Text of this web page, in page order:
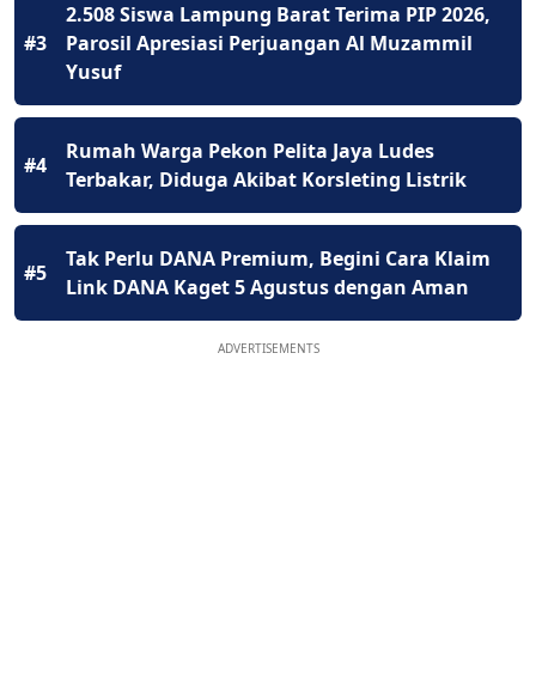
#3
2.508 Siswa Lampung Barat Terima PIP 2026,
Parosil Apresiasi Perjuangan Al Muzammil
Yusuf
#4
Rumah Warga Pekon Pelita Jaya Ludes
Terbakar, Diduga Akibat Korsleting Listrik
#5
Tak Perlu DANA Premium, Begini Cara Klaim
Link DANA Kaget 5 Agustus dengan Aman
ADVERTISEMENTS